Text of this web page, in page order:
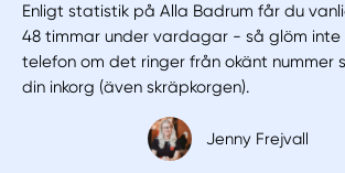
Enligt statistik på Alla Badrum får du
48 timmar under vardagar - så glöm
telefon om det ringer från okänt nummer
din inkorg (även skräpkorgen).
Jenny Frejvall